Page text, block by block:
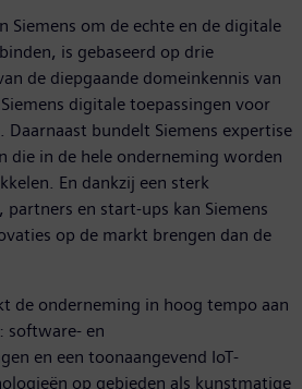
Siemens om de echte en de digitale
is gebaseerd op drie
de diepgaande domeinkennis van
digitale toepassingen voor
Daarnaast bundelt Siemens expertise
die in de hele onderneming worden
En dankzij een sterk
en start-ups kan Siemens
op de markt brengen dan de
de onderneming in hoog tempo aan
software- en
en een toonaangevend IoT-
op gebieden als kunstmatige